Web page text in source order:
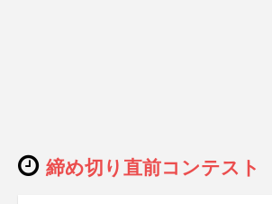
締め切り直前コンテスト